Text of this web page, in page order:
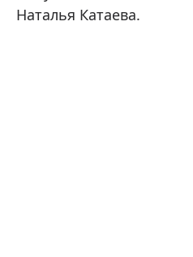
Наталья Катаева.